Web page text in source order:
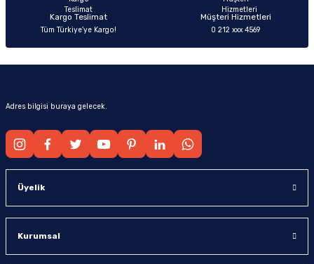
Kargo Teslimat
Tüm Türkiye’ye Kargo!
Müşteri Hizmetleri
0 212 xxx 4569
Adres bilgisi buraya gelecek.
Üyelik
Kurumsal